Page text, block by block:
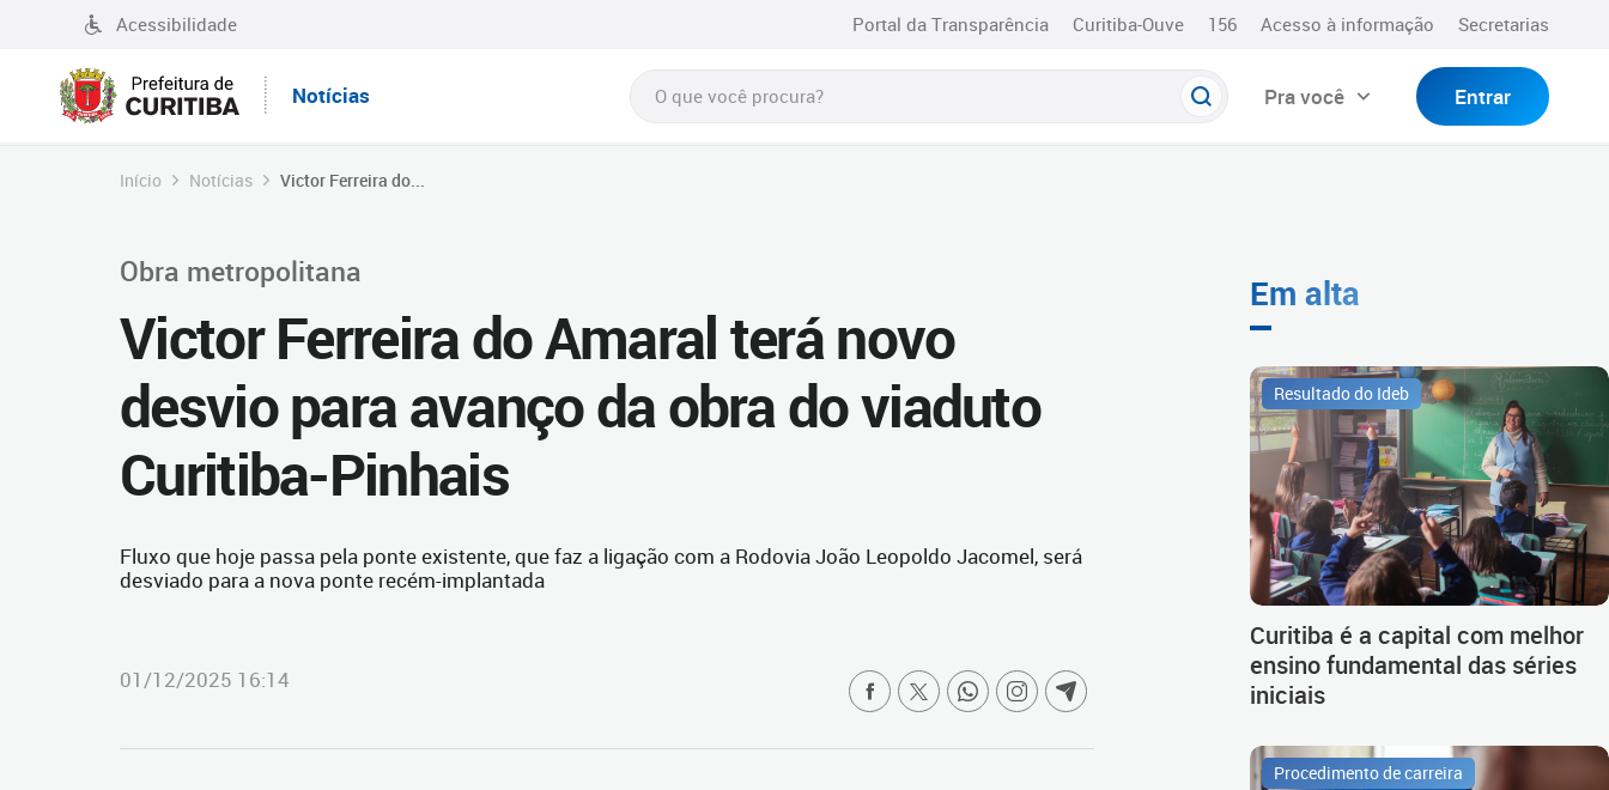
Acessibilidade Portal da Transparência Curitiba-Ouve 156 Acesso à informação Secretarias
Notícias Pra você Entrar
Início Notícias Victor Ferreira do...
Obra metropolitana
Victor Ferreira do Amaral terá novo
desvio para avanço da obra do viaduto
Curitiba-Pinhais
Fluxo que hoje passa pela ponte existente, que faz a ligação com a Rodovia João Leopoldo Jacomel, será
desviado para a nova ponte recém-implantada
01/12/2025 16:14
Em alta
Resultado do Ideb
Curitiba é a capital com melhor
ensino fundamental das séries
iniciais
Procedimento de carreira